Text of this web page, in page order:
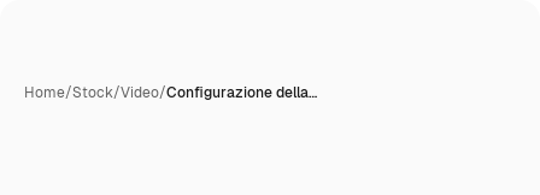
Home/Stock/Video/Configurazione della…